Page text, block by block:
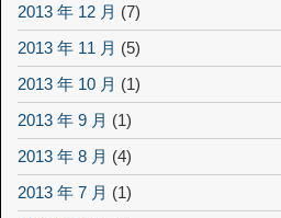
2013 年 12 月 (7)
2013 年 11 月 (5)
2013 年 10 月 (1)
2013 年 9 月 (1)
2013 年 8 月 (4)
2013 年 7 月 (1)